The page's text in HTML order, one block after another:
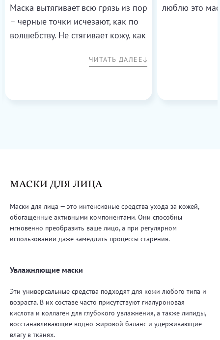
Маска вытягивает всю грязь из пор
– черные точки исчезают, как по
волшебству. Не стягивает кожу, как
ЧИТАТЬ ДАЛЕЕ
люблю это
МАСКИ ДЛЯ ЛИЦА
Маски для лица — это интенсивные средства ухода за кожей,
обогащенные активными компонентами. Они способны
мгновенно преобразить ваше лицо, а при регулярном
использовании даже замедлить процессы старения.
Увлажняющие маски
Эти универсальные средства подходят для кожи любого типа и
возраста. В их составе часто присутствуют гиалуроновая
кислота и коллаген для глубокого увлажнения, а также липиды,
восстанавливающие водно-жировой баланс и удерживающие
влагу в тканях.